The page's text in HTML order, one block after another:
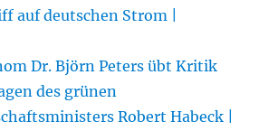
auf deutschen Strom |
Dr. Björn Peters übt Kritik
des grünen
Robert Habeck |